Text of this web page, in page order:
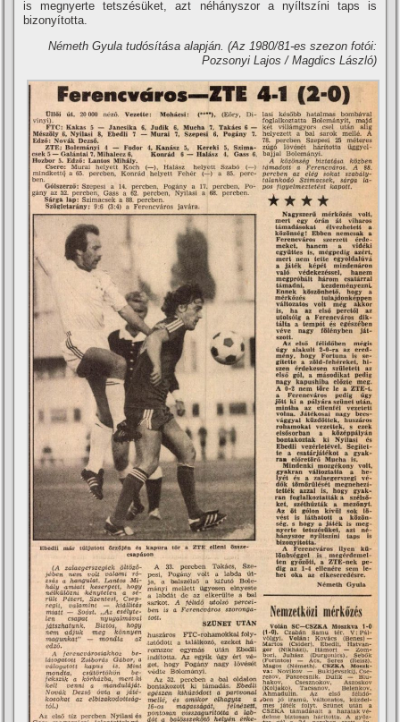
is megnyerte tetszésüket, azt néhányszor a nyí­ltszí­ni taps is
bizonyí­totta.
Németh Gyula tudósí­tása alapján. (Az 1980/81-es szezon fotói:
Pozsonyi Lajos / Magdics László)